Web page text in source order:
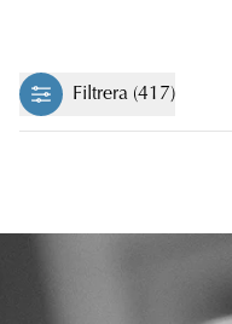
Filtrera (417)